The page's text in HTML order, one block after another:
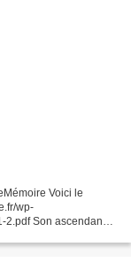
Voici le
wp-